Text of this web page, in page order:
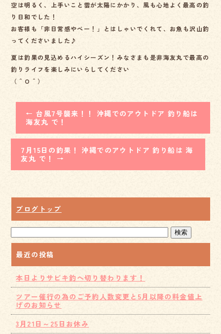
空は明るく、上手いこと雲が太陽にかかり、風も心地よく最高の釣
り日和でした！
お客様も「非日常感やべー！」とはしゃいでくれて、お魚も沢山釣
ってくださいました♪
夏は釣果の見込めるハイシーズン！みなさまも是非海友丸で最高の
釣りライフを楽しみにいらしてください
（＾Ｏ＾）
← 台風7号襲来！！ 沖縄でのアウトドア 釣り船は
海友丸 で！
7月15日の釣果！ 沖縄でのアウトドア 釣り船は 海
友丸 で！ →
ブログトップ
最近の投稿
本日よりサビキ釣へ切り替わります！
ツアー催行の為のご予約人数変更と5月以降の料金値上
げのお知らせ
3月21日～25日お休み